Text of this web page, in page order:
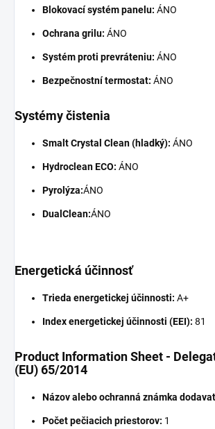
Blokovací systém panelu: ÁNO
Ochrana grilu: ÁNO
Systém proti prevráteniu: ÁNO
Bezpečnostní termostat: ÁNO
Systémy čistenia
Smalt Crystal Clean (hladký): ÁNO
Hydroclean ECO: ÁNO
Pyrolýza:ÁNO
DualClean:ÁNO
Energetická účinnosť
Trieda energetickej účinnosti: A+
Index energetickej účinnosti (EEI): 81
Product Information Sheet -
(EU) 65/2014
Názov alebo ochranná známka
Počet pečiacich priestorov: 1